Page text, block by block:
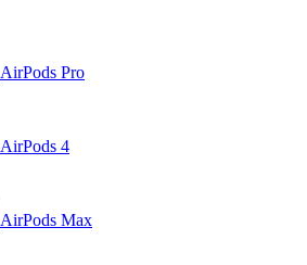
AirPods Pro
AirPods 4
AirPods Max